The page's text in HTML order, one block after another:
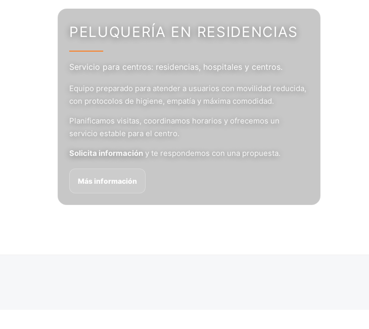
PELUQUERÍA EN RESIDENCIAS
Servicio para centros: residencias, hospitales y centros.
Equipo preparado para atender a usuarios con movilidad reducida,
con protocolos de higiene, empatía y máxima comodidad.
Planificamos visitas, coordinamos horarios y ofrecemos un
servicio estable para el centro.
Solicita información y te respondemos con una propuesta.
Más información